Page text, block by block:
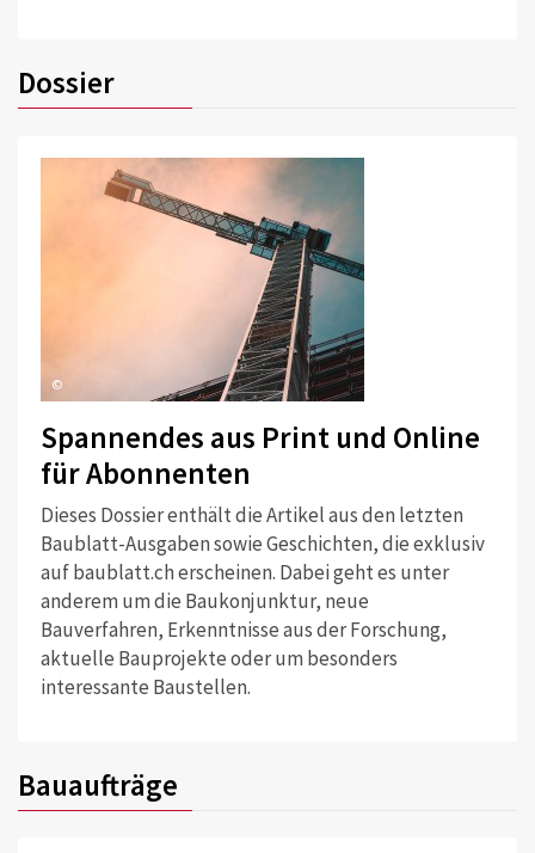
Dossier
©
Spannendes aus Print und Online
für Abonnenten
Dieses Dossier enthält die Artikel aus den letzten
Baublatt-Ausgaben sowie Geschichten, die exklusiv
auf baublatt.ch erscheinen. Dabei geht es unter
anderem um die Baukonjunktur, neue
Bauverfahren, Erkenntnisse aus der Forschung,
aktuelle Bauprojekte oder um besonders
interessante Baustellen.
Bauaufträge